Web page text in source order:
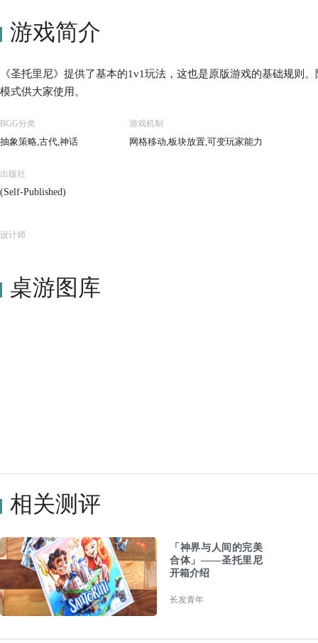
游戏简介
《圣托里尼》提供了基本的1v1玩法，这也是原版游戏的基础规则
模式供大家使用。
BGG分类
抽象策略,古代,神话
游戏机制
网格移动,板块放置,可变玩家能力
出版社
(Self-Published)
设计师
桌游图库
相关测评
「神界与人间的完美
合体」——圣托里尼
开箱介绍
长发青年